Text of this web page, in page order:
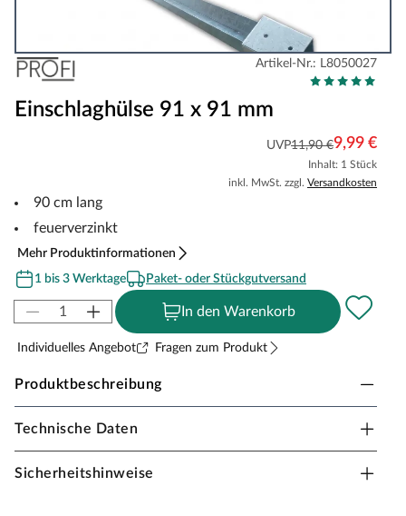
Artikel-Nr.: L8050027
Einschlaghülse 91 x 91 mm
UVP11,90 €9,99 €
Inhalt: 1 Stück
inkl. MwSt. zzgl. Versandkosten
90 cm lang
feuerverzinkt
Mehr Produktinformationen
1 bis 3 Werktage
Paket- oder Stückgutversand
In den Warenkorb
Individuelles Angebot Fragen zum Produkt
Produktbeschreibung
Einschlaghülse 91 x 91 mm
Geeignet für Pfosten 90 x 90 mm.
Technische Daten
Sicherheitshinweise